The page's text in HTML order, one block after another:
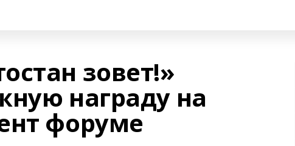
зовет!»
награду на
форуме